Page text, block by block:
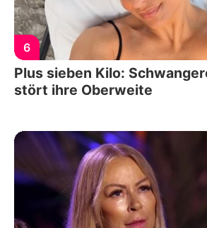
6
Plus sieben Kilo:
stört ihre Oberweite